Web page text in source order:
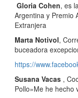
Gloria Cohen, es
Argentina y Premio
Extranjera
Marta Notivol,
buceadora
https://
Susana Vacas ,
Pollo»Me he hecho